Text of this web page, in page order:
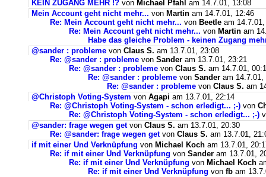
KEIN ZUGANG MEHR !? von Michael Pfahl am 14.7.01, 13:08
Mein Account geht nicht mehr... von Martin am 14.7.01, 12:46
Re: Mein Account geht nicht mehr... von Beetle am
Re: Mein Account geht nicht mehr... von Martin am
Habe das gleiche Problem - keinen Zugang
@sander : probleme von Claus S. am 13.7.01, 23:08
Re: @sander : probleme von Sander am 13.7.01, 23:21
Re: @sander : probleme von Claus S. am 14.7.01,
Re: @sander : probleme von Sander am 14.7.01,
Re: @sander : probleme von Claus S. am
@Christoph Voting-System von Agapi am 13.7.01, 22:14
Re: @Christoph Voting-System - schon erledigt... ;-) von
Re: @Christoph Voting-System - schon erledigt... ;-)
@sander: frage wegen getvon Claus S. am 13.7.01, 20:30
Re: @sander: frage wegen getvon Claus S. am 13.7.01,
if mit einer Und Verknüpfung von Michael Koch am 13.7.01,
Re: if mit einer Und Verknüpfung von Sander am 13.7.01,
Re: if mit einer Und Verknüpfung von Michael Koch
Re: if mit einer Und Verknüpfung von fb am